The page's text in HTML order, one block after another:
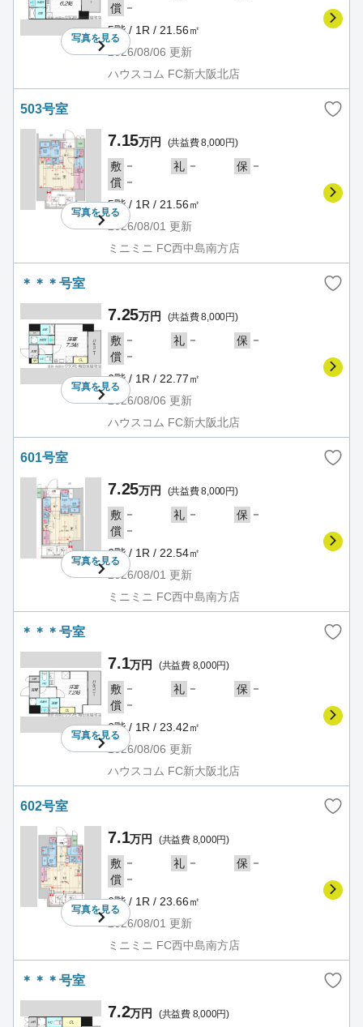
写真を見る
償 －
5階 / 1R / 21.56㎡
2026/08/06 更新
ハウスコム FC新大阪北店
503号室
写真を見る
7.15万円 (共益費 8,000円)
敷 － 礼 － 保 －
償 －
5階 / 1R / 21.56㎡
2026/08/01 更新
ミニミニ FC西中島南方店
＊＊＊号室
写真を見る
7.25万円 (共益費 8,000円)
敷 － 礼 － 保 －
償 －
6階 / 1R / 22.77㎡
2026/08/06 更新
ハウスコム FC新大阪北店
601号室
写真を見る
7.25万円 (共益費 8,000円)
敷 － 礼 － 保 －
償 －
6階 / 1R / 22.54㎡
2026/08/01 更新
ミニミニ FC西中島南方店
＊＊＊号室
写真を見る
7.1万円 (共益費 8,000円)
敷 － 礼 － 保 －
償 －
6階 / 1R / 23.42㎡
2026/08/06 更新
ハウスコム FC新大阪北店
602号室
写真を見る
7.1万円 (共益費 8,000円)
敷 － 礼 － 保 －
償 －
6階 / 1R / 23.66㎡
2026/08/01 更新
ミニミニ FC西中島南方店
＊＊＊号室
7.2万円 (共益費 8,000円)